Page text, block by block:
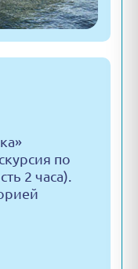
по
2 часа).